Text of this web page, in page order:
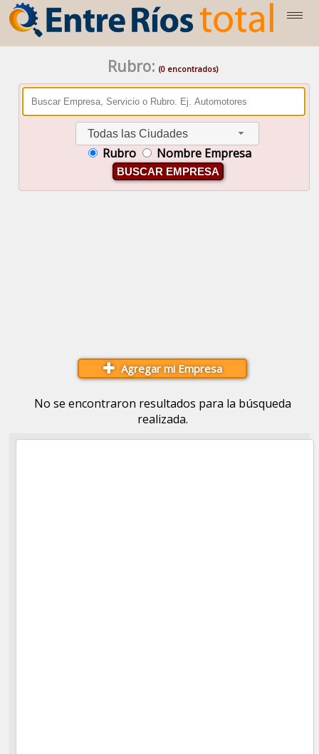
Rubro: (0 encontrados)
Todas las Ciudades
Rubro Nombre Empresa
BUSCAR EMPRESA
Agregar mi Empresa
No se encontraron resultados para la búsqueda
realizada.